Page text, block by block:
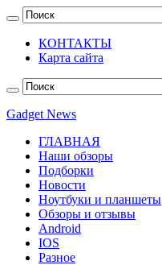
КОНТАКТЫ
Карта сайта
Gadget News
ГЛАВНАЯ
Наши обзоры
Подборки
Новости
Ноутбуки и планшеты
Обзоры и отзывы
Android
IOS
Разное